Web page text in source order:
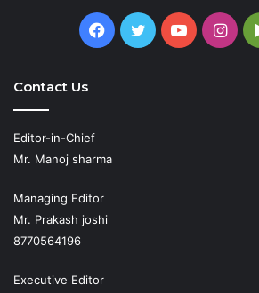
Facebook
TwitterYouTube
Contact Us
Editor-in-Chief
Mr. Manoj sharma
Managing Editor
Mr. Prakash joshi
8770564196
Executive Editor